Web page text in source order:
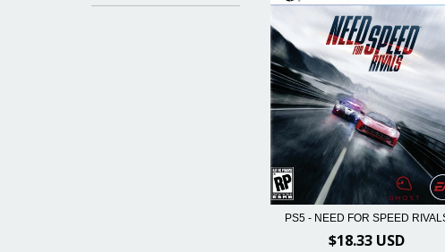
PS5 - NEED FOR SPEED
$18.33 USD